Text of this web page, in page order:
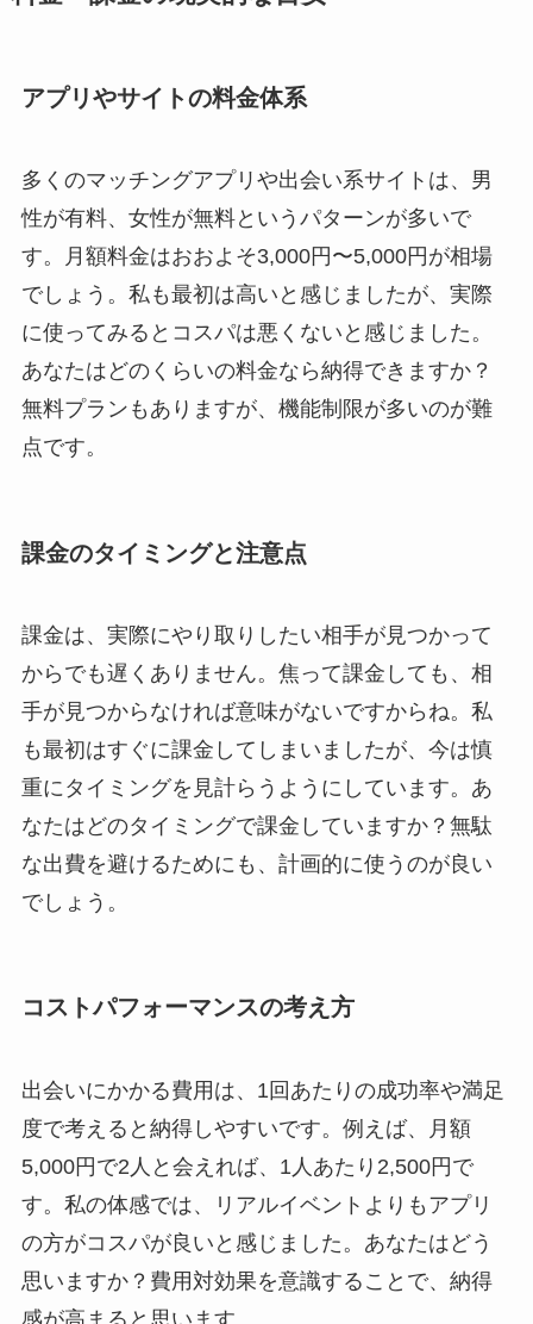
アプリやサイトの料金体系
多くのマッチングアプリや出会い系サイトは、男
性が有料、女性が無料というパターンが多いで
す。月額料金はおおよそ3,000円〜5,000円が相場
でしょう。私も最初は高いと感じましたが、実際
に使ってみるとコスパは悪くないと感じました。
あなたはどのくらいの料金なら納得できますか？
無料プランもありますが、機能制限が多いのが難
点です。
課金のタイミングと注意点
課金は、実際にやり取りしたい相手が見つかって
からでも遅くありません。焦って課金しても、相
手が見つからなければ意味がないですからね。私
も最初はすぐに課金してしまいましたが、今は慎
重にタイミングを見計らうようにしています。あ
なたはどのタイミングで課金していますか？無駄
な出費を避けるためにも、計画的に使うのが良い
でしょう。
コストパフォーマンスの考え方
出会いにかかる費用は、1回あたりの成功率や満足
度で考えると納得しやすいです。例えば、月額
5,000円で2人と会えれば、1人あたり2,500円で
す。私の体感では、リアルイベントよりもアプリ
の方がコスパが良いと感じました。あなたはどう
思いますか？費用対効果を意識することで、納得
感が高まると思います。